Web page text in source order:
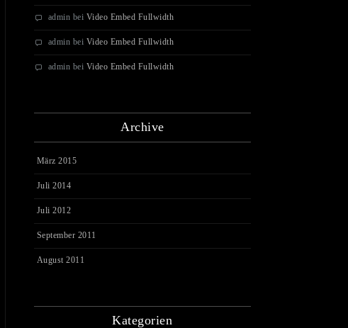
admin bei Video Embed Fullwidth
admin bei Video Embed Fullwidth
admin bei Video Embed Fullwidth
Archive
März 2015
Juli 2014
Juli 2012
September 2011
August 2011
Kategorien